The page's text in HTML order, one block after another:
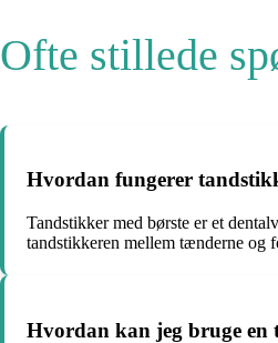
Ofte stillede
Hvordan fungerer
Tandstikker med børste er et
tandstikkeren mellem tænderne og
Hvordan kan jeg bruge en